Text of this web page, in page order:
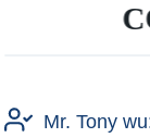
Mr. Tony